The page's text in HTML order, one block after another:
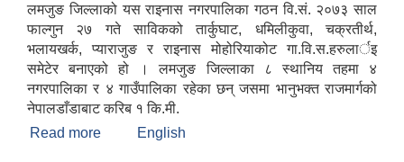
लमजुङ जिल्लाको यस राइनास नगरपालिका गठन वि.सं. २०७३ साल
फाल्गुन २७ गते साविकको तार्कुघाट, धमिलीकुवा, चक्रतीर्थ,
भलायखर्क, प्याराजुङ र राइनास मोहोरियाकोट गा.वि.स.हरुलार्इ
समेटेर बनाएको हो । लमजुङ जिल्लाका ८ स्थानिय तहमा ४
नगरपालिका र ४ गाउँपालिका रहेका छन् जसमा भानुभक्त राजमार्गको
नेपालडाँडाबाट करिब १ कि.मी.
Read more about राइनास नगरपालिकाको संक्षिप्त परिचय ("हाम्रो
English